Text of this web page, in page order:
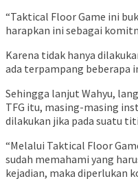
“Taktical Floor Game ini
harapkan ini sebagai
Karena tidak hanya
ada terpampang beberapa
Sehingga lanjut Wahyu,
TFG itu, masing-masing
dilakukan jika pada suatu
“Melalui Taktical Floor
sudah memahami yang
kejadian, maka diperlukan